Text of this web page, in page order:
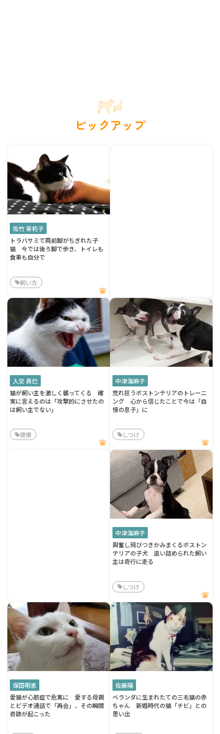
ピックアップ
佐竹 茉莉子
トラバサミで両前脚がちぎれた子
猫 今では後ろ脚で歩き、トイレも
食事も自分で
飼い方
入交 眞巳
猫が飼い主を激しく襲ってくる 確
実に言えるのは「攻撃的にさせたの
は飼い主でない」
健康
中津海麻子
荒れ狂うボストンテリアのトレーニ
ング 心から信じたことで今は「自
慢の息子」に
しつけ
中津海麻子
興奮し飛びつきかみまくるボストン
テリアの子犬 追い詰められた飼い
主は奇行に走る
しつけ
保田明恵
愛猫が心筋症で危篤に 愛する母親
とビデオ通話で「再会」、その瞬間
奇跡が起こった
佐藤陽
ベランダに生まれたての三毛猫の赤
ちゃん 新婚時代の猫「チビ」との
思い出